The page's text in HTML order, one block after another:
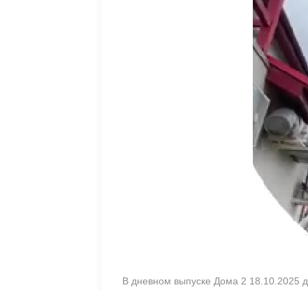
В дневном выпуске Дома 2 18.10.2025